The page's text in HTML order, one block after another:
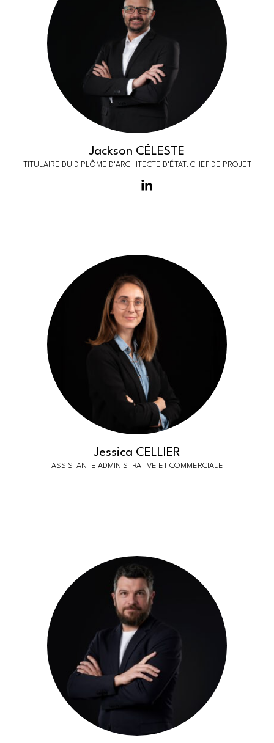
Jackson CÉLESTE
TITULAIRE DU DIPLÔME D’ARCHITECTE D’ÉTAT, CHEF DE PROJET
Jessica CELLIER
ASSISTANTE ADMINISTRATIVE ET COMMERCIALE